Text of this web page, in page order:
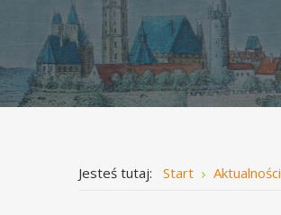
Jesteś tutaj: Start Aktualności